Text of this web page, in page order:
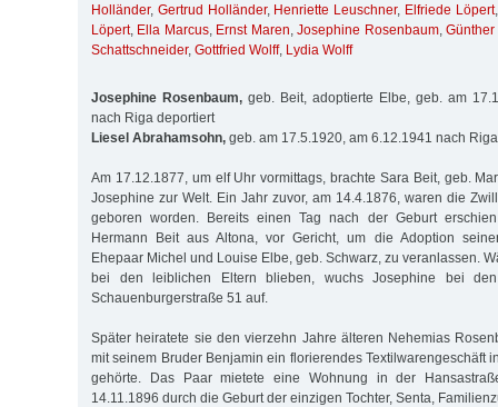
Holländer, Gertrud Holländer, Henriette Leuschner, Elfriede Löpert
Löpert, Ella Marcus, Ernst Maren,Josephine Rosenbaum,Günther
Schattschneider, Gottfried Wolff, Lydia Wolff
Josephine Rosenbaum, geb. Beit, adoptierte Elbe, geb. am
nach Riga deportiert
Liesel Abrahamsohn, geb. am 17.5.1920, am 6.12.1941 nach
Am 17.12.1877, um elf Uhr vormittags, brachte Sara Beit, geb.
Josephine zur Welt. Ein Jahr zuvor, am 14.4.1876, waren die
geboren worden. Bereits einen Tag nach der Geburt
Hermann Beit aus Altona, vor Gericht, um die Adoption
Ehepaar Michel und Louise Elbe, geb. Schwarz, zu veranlassen.
bei den leiblichen Eltern blieben, wuchs Josephine bei
Schauenburgerstraße 51 auf.
Später heiratete sie den vierzehn Jahre älteren Nehemias
mit seinem Bruder Benjamin ein florierendes Textilwarengeschäft
gehörte. Das Paar mietete eine Wohnung in der
14.11.1896 durch die Geburt der einzigen Tochter, Senta,